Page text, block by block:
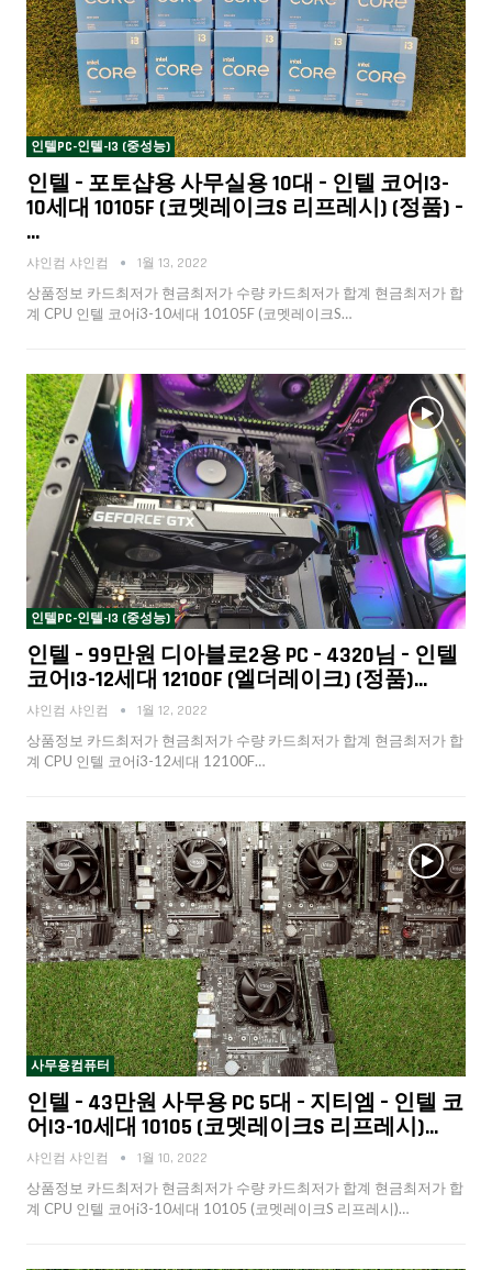
인텔PC-인텔-I3 (중성능)
인텔 – 포토샵용 사무실용 10대 – 인텔 코어i3-
10세대 10105F (코멧레이크S 리프레시) (정품) –
…
샤인컴 샤인컴 1월 13, 2022
상품정보 카드최저가 현금최저가 수량 카드최저가 합계 현금최저가 합
계 CPU 인텔 코어i3-10세대 10105F (코멧레이크S…
인텔PC-인텔-I3 (중성능)
인텔 – 99만원 디아블로2용 PC – 4320님 – 인텔
코어i3-12세대 12100F (엘더레이크) (정품)…
샤인컴 샤인컴 1월 12, 2022
상품정보 카드최저가 현금최저가 수량 카드최저가 합계 현금최저가 합
계 CPU 인텔 코어i3-12세대 12100F…
사무용컴퓨터
인텔 – 43만원 사무용 PC 5대 – 지티엠 – 인텔 코
어i3-10세대 10105 (코멧레이크S 리프레시)…
샤인컴 샤인컴 1월 10, 2022
상품정보 카드최저가 현금최저가 수량 카드최저가 합계 현금최저가 합
계 CPU 인텔 코어i3-10세대 10105 (코멧레이크S 리프레시)…